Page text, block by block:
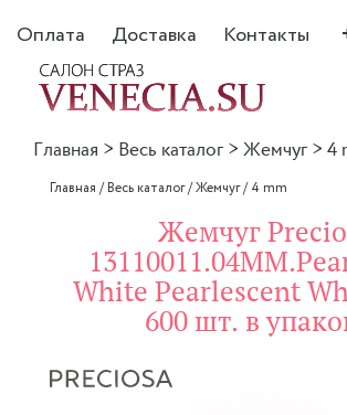
Оплата Доставка Контакты
Главная > Весь каталог > Жемчуг > 4
Главная /Весь каталог/Жемчуг/4 mm
Жемчуг
White Pearlescent
600 шт. в